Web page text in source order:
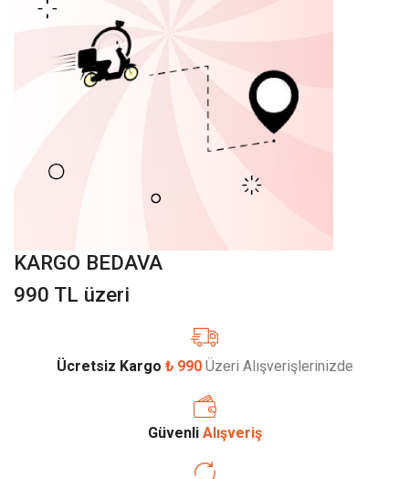
KARGO BEDAVA
990 TL üzeri
Ücretsiz Kargo ₺ 990Üzeri Alışverişlerinizde
Güvenli Alışveriş